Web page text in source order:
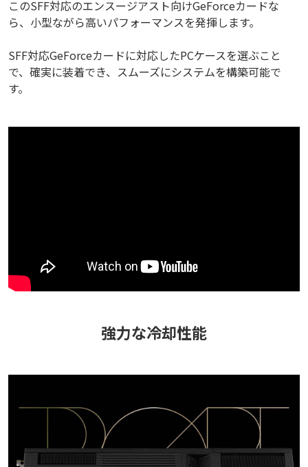
このSFF対応のエンスージアスト向けGeForceカードな
ら、小型ながら高いパフォーマンスを発揮します。
SFF対応GeForceカードに対応したPCケースを選ぶこと
で、確実に装着でき、スムーズにシステムを構築可能で
す。
強力な冷却性能